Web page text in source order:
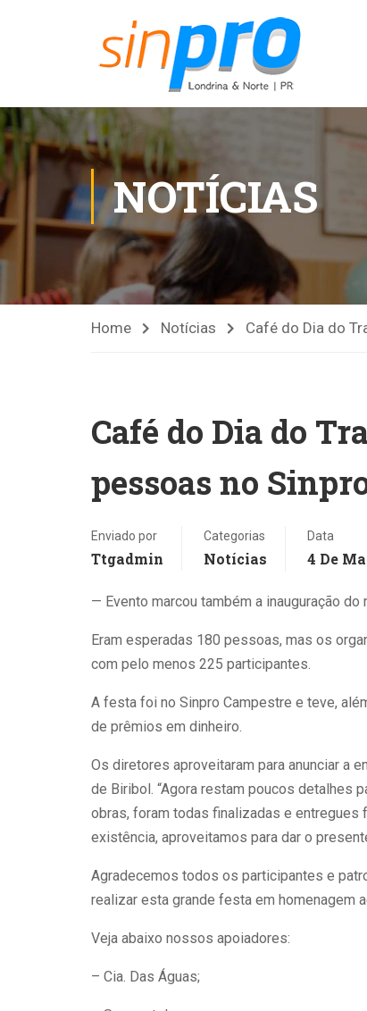
NOTÍCIAS
Home Notícias Café do Dia do
Café do Dia do
pessoas no
Enviado por
Ttgadmin
Categorias
Notícias
Data
4 De
— Evento marcou também a inauguração
Eram esperadas 180 pessoas, mas os
com pelo menos 225 participantes.
A festa foi no Sinpro Campestre e teve,
de prêmios em dinheiro.
Os diretores aproveitaram para anunciar a
de Biribol. “Agora restam poucos detalhes
obras, foram todas finalizadas e entregues
existência, aproveitamos para dar o
Agradecemos todos os participantes e
realizar esta grande festa em homenagem
Veja abaixo nossos apoiadores:
– Cia. Das Águas;
IA Nas Escolas: Uso De
Aula Expõe Limites Do
Ensino Baseado Na
Memorização
Aluno estuda com
computador. Gustavo
disseminação acelerada de
modelos de linguagem
como o ChatGPT nos
instalou um diagnóstico